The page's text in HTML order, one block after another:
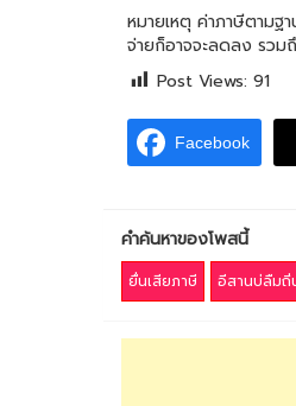
หมายเหตุ ค่าภาษีตาม
จ่ายก็อาจจะลดลง รวม
Post Views: 91
Facebook
คำค้นหาของโพสนี้
ยื่นเสียภาษี อีสานบ่ลืมถิ่